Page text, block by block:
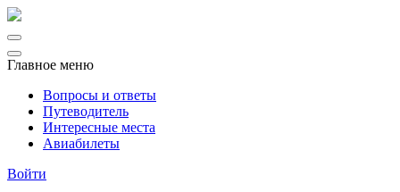
Главное меню
Вопросы и ответы
Путеводитель
Интересные места
Авиабилеты
Войти